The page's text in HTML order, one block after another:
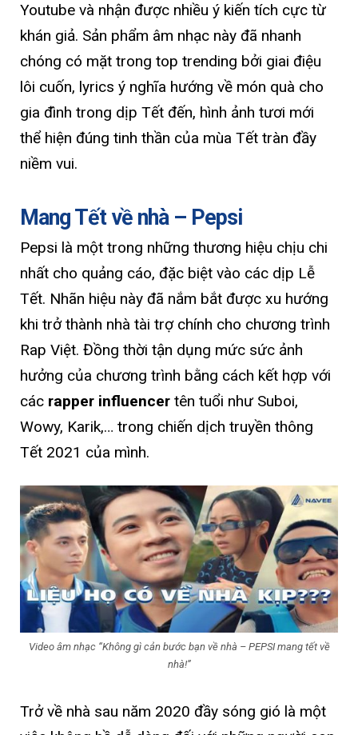
Youtube và nhận được nhiều ý kiến tích cực từ
khán giả. Sản phẩm âm nhạc này đã nhanh
chóng có mặt trong top trending bởi giai điệu
lôi cuốn, lyrics ý nghĩa hướng về món quà cho
gia đình trong dịp Tết đến, hình ảnh tươi mới
thể hiện đúng tinh thần của mùa Tết tràn đầy
niềm vui.
Mang Tết về nhà – Pepsi
Pepsi là một trong những thương hiệu chịu chi
nhất cho quảng cáo, đặc biệt vào các dịp Lễ
Tết. Nhãn hiệu này đã nắm bắt được xu hướng
khi trở thành nhà tài trợ chính cho chương trình
Rap Việt. Đồng thời tận dụng mức sức ảnh
hưởng của chương trình bằng cách kết hợp với
các rapper influencer tên tuổi như Suboi,
Wowy, Karik,… trong chiến dịch truyền thông
Tết 2021 của mình.
Video âm nhạc “Không gì cản bước bạn về nhà – PEPSI mang tết về
nhà!”
Trở về nhà sau năm 2020 đầy sóng gió là một